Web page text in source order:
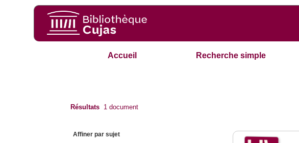
Accueil Recherche simple
Résultats 1 document
Affiner par sujet